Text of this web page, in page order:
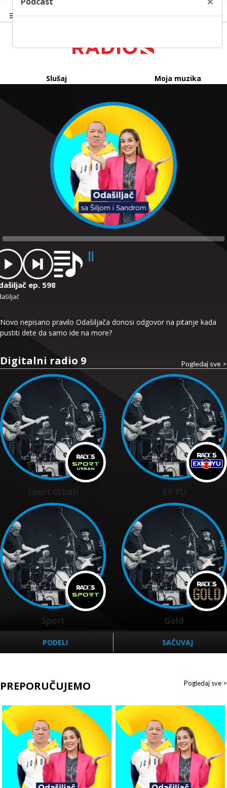
Slušaj Moja muzika
ep. 598
Novo nepisano pravilo Odašiljača donosi odgovor na pitanje kada
pustiti dete da samo ide na more?
Digitalni radio 9 Pogledaj sve >
Sport Gold
PODELI SAČUVAJ
PREPORUČUJEMO Pogledaj sve >